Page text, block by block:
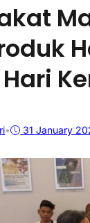
• 31 January